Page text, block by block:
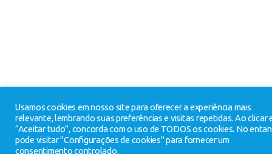
Usamos cookies em nosso site para oferecer a experiência mais
relevante, lembrando suas preferências e visitas repetidas. Ao clicar
“Aceitar tudo”, concorda com o uso de TODOS os cookies. No
pode visitar "Configurações de cookies" para fornecer um
consentimento controlado.